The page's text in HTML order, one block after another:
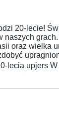
20-lecie!
oraz wielka
lecia upjers